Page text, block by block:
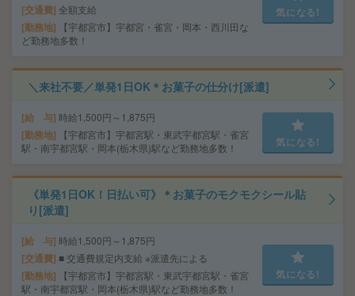
交通費 全額支給
勤務地
【宇都宮市】宇都宮・雀宮・岡本・西川田な
ど勤務地多数！
気になる!
＼来社不要／単発1日OK＊お菓子の仕分け[派遣]
給 与 時給1,500円～1,875円
勤務地
【宇都宮市】宇都宮駅・東武宇都宮駅・雀宮
駅・南宇都宮駅・岡本(栃木県)駅など勤務地多数！
気になる!
《単発1日OK！日払い可》＊お菓子のモクモクシール貼
り[派遣]
給 与 時給1,500円～1,875円
交通費 ■ 交通費規定内支給 ※派遣先による
勤務地
【宇都宮市】宇都宮駅・東武宇都宮駅・雀宮
駅・南宇都宮駅・岡本(栃木県)駅など勤務地多数！
気になる!